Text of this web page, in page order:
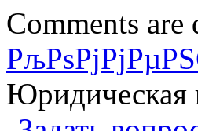
Comments are
Юридическая